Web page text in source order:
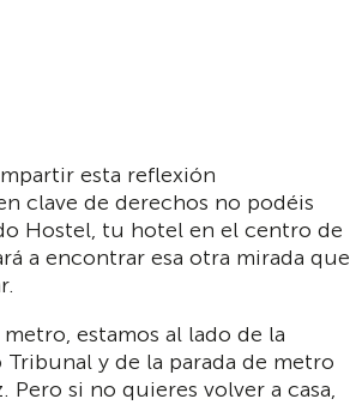
esta reflexión
clave de derechos no podéis
Hostel, tu hotel en el centro de
a encontrar esa otra mirada que
estamos al lado de la
Tribunal y de la parada de metro
Pero si no quieres volver a casa,